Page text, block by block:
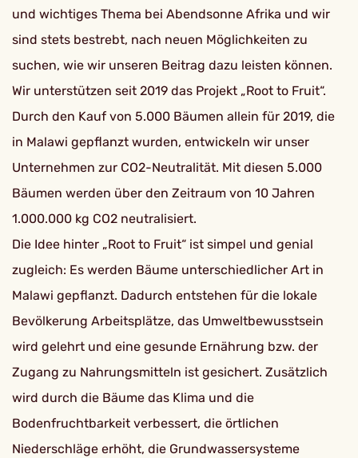
und wichtiges Thema bei Abendsonne Afrika und wir
sind stets bestrebt, nach neuen Möglichkeiten zu
suchen, wie wir unseren Beitrag dazu leisten können.
Wir unterstützen seit 2019 das Projekt „Root to Fruit“.
Durch den Kauf von 5.000 Bäumen allein für 2019, die
in Malawi gepflanzt wurden, entwickeln wir unser
Unternehmen zur CO2-Neutralität. Mit diesen 5.000
Bäumen werden über den Zeitraum von 10 Jahren
1.000.000 kg CO2 neutralisiert.
Die Idee hinter „Root to Fruit“ ist simpel und genial
zugleich: Es werden Bäume unterschiedlicher Art in
Malawi gepflanzt. Dadurch entstehen für die lokale
Bevölkerung Arbeitsplätze, das Umweltbewusstsein
wird gelehrt und eine gesunde Ernährung bzw. der
Zugang zu Nahrungsmitteln ist gesichert. Zusätzlich
wird durch die Bäume das Klima und die
Bodenfruchtbarkeit verbessert, die örtlichen
Niederschläge erhöht, die Grundwassersysteme